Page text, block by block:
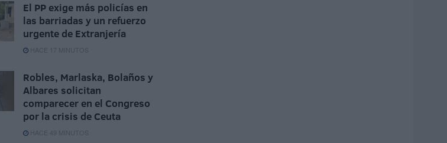
El PP exige más policías en
las barriadas y un refuerzo
urgente de Extranjería
HACE 17 MINUTOS
Robles, Marlaska, Bolaños y
Albares solicitan
comparecer en el Congreso
por la crisis de Ceuta
HACE 49 MINUTOS